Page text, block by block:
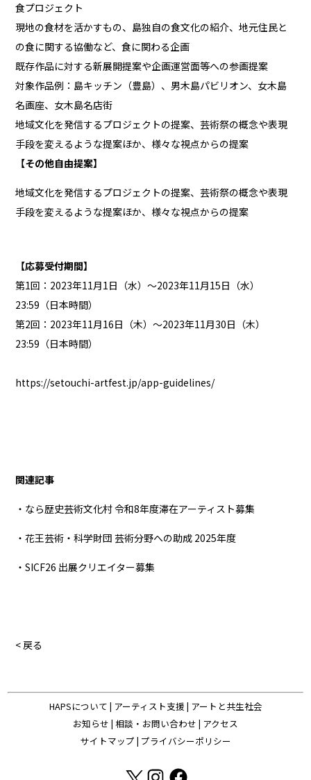
食プロジェクト
現地の食材を活かすもの、島独自の食文化の紹介、地元住民と
の食に関する協働など、食に関わる企画
既存作品に対する新展開提案や企画運営面等への参画提案
対象作品例：島キッチン（豊島）、男木島パビリオン、女木島
名画座、女木島名店街
地域文化を発信するプロジェクトの提案、芸術祭の概念や表現
手段を変えるような提案ほか、様々な視点からの提案
【その他自由提案】
地域文化を発信するプロジェクトの提案、芸術祭の概念や表現
手段を変えるような提案ほか、様々な視点からの提案
【応募受付期間】
第1回：2023年11月1日（水）～2023年11月15日（水）
23:59（日本時間）
第2回：2023年11月16日（木）～2023年11月30日（木）
23:59（日本時間）
https://setouchi-artfest.jp/app-guidelines/
関連記事
・なら歴史芸術文化村 令和8年度滞在アーティスト募集
・花王芸術・科学財団 芸術分野への助成 2025年度
・SICF26 出展クリエイター募集
< 戻る
HAPSについて | アーティスト支援 | アートと共生社会
お知らせ | 相談・お問い合わせ | アクセス
サイトマップ | プライバシーポリシー